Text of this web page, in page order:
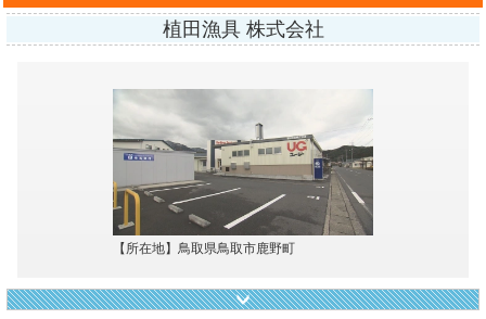
植田漁具 株式会社
【所在地】鳥取県鳥取市鹿野町